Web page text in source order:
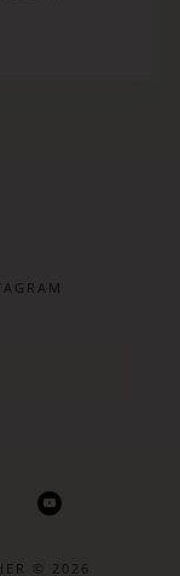
© 2026